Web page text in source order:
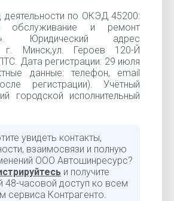
деятельности по ОКЭД 45200:
обслуживание и ремонт
Юридический адрес
г. Минск,ул. Героев 120-Й
Дата регистрации: 29 июля
данные: телефон, email
регистрации). Учётный
городской исполнительный
увидеть контакты,
взаимосвязи и полную
ООО Автошинресурс?
и получите
48-часовой доступ ко всем
сервиса Контрагенто.